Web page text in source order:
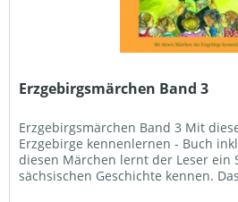
Erzgebirgsmärchen Band 3
Erzgebirgsmärchen Band 3 Mit
Erzgebirge kennenlernen - Buch
diesen Märchen lernt der Leser ein
sächsischen Geschichte kennen.